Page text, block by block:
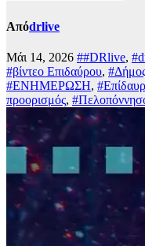
Απόdrlive
Μάι 14, 2026 ##DRlive,
#βίντεο Επιδαύρου,
#ΕΝΗΜΕΡΩΣΗ,
προορισμός,